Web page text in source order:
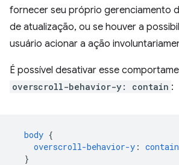
fornecer seu próprio gerenciamento
de atualização, ou se houver a
usuário acionar a ação
É possível desativar esse
overscroll-behavior-y: contain :
body {
overscroll-behavior-y : contain
}